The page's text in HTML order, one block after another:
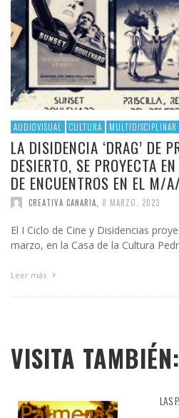
AUDIOVISUAL CULTURA MULTIDISCIPLINAR
LA DISIDENCIA ‘DRAG’ DE
DESIERTO, SE PROYECTA
DE ENCUENTROS EN EL M/
CREATIVA CANARIA 8 MARZO, 2023
El I Ciclo de Cine y Disidencias
marzo, en la Casa de la Cultura
Leer más
VISITA TAMBIÉN:
LAS